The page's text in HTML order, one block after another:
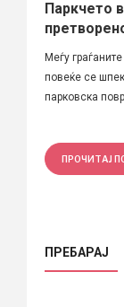
Паркчето
Меѓу
повеќе се
парковска
ПРОЧИТАЈ
ПРЕБАРАЈ